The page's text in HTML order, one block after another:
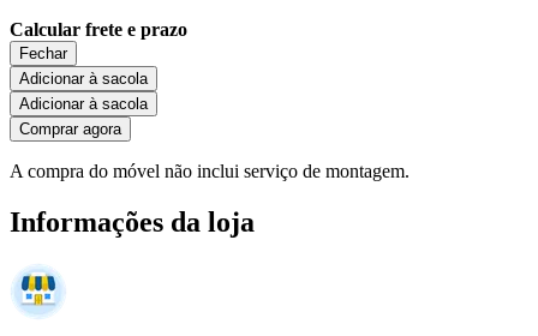
Calcular frete e prazo
Fechar
Adicionar à sacola
Adicionar à sacola
Comprar agora
A compra do móvel não inclui serviço de montagem.
Informações da loja